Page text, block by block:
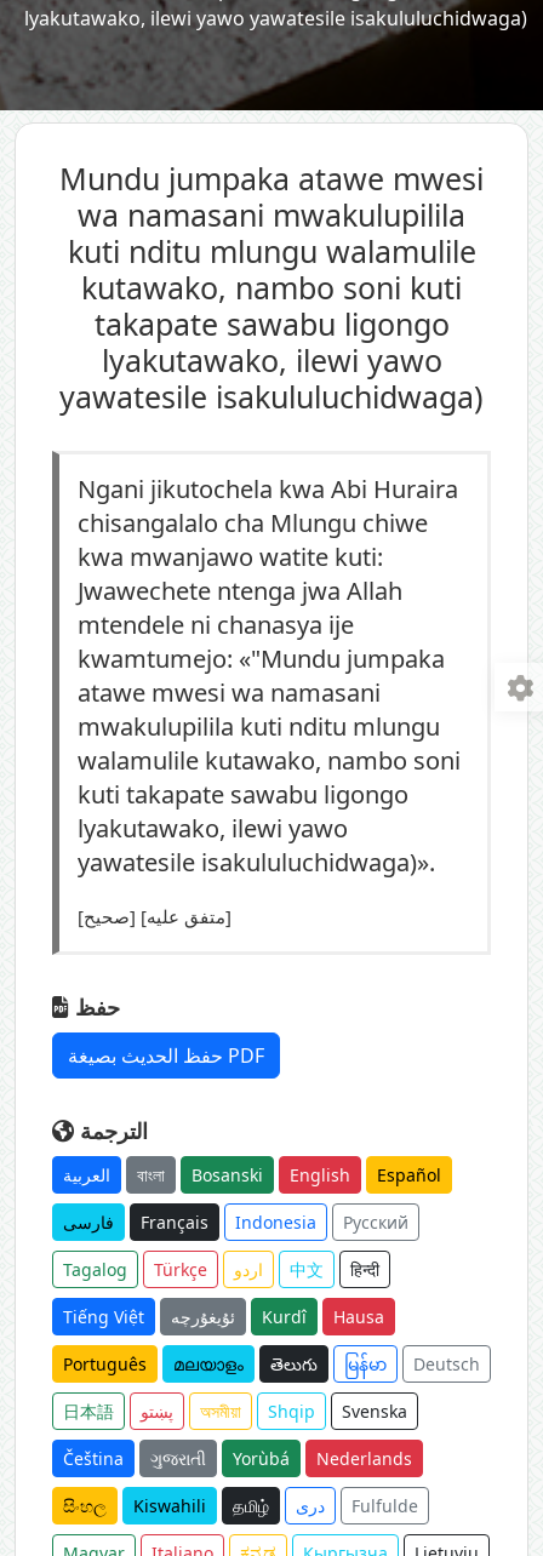
lyakutawako, ilewi yawo yawatesile isakululuchidwaga)
Mundu jumpaka atawe mwesi
wa namasani mwakulupilila
kuti nditu mlungu walamulile
kutawako, nambo soni kuti
takapate sawabu ligongo
lyakutawako, ilewi yawo
yawatesile isakululuchidwaga)
Ngani jikutochela kwa Abi Huraira
chisangalalo cha Mlungu chiwe
kwa mwanjawo watite kuti:
Jwawechete ntenga jwa Allah
mtendele ni chanasya ije
kwamtumejo: «"Mundu jumpaka
atawe mwesi wa namasani
mwakulupilila kuti nditu mlungu
walamulile kutawako, nambo soni
kuti takapate sawabu ligongo
lyakutawako, ilewi yawo
yawatesile isakululuchidwaga)».
[صحيح] [متفق عليه]
حفظ
حفظ الحديث بصيغة PDF
الترجمة
العربية বাংলা Bosanski English Español
فارسی Français Indonesia Русский
Tagalog Türkçe اردو 中文 हिन्दी
Tiếng Việt ئۇيغۇرچە Kurdî Hausa
Português മലയാളം తెలుగు မြန်မာ Deutsch
日本語 پښتو অসমীয়া Shqip Svenska
Čeština ગુજરાતી Yorùbá Nederlands
සිංහල Kiswahili தமிழ் دری Fulfulde